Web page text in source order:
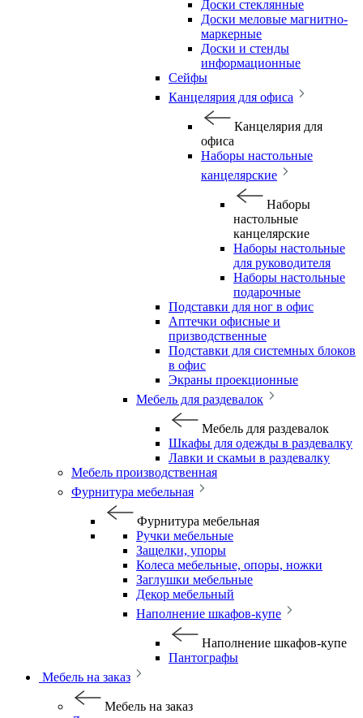
Доски стеклянные
Доски меловые магнитно-
маркерные
Доски и стенды
информационные
Сейфы
Канцелярия для офиса
Канцелярия для
офиса
Наборы настольные
канцелярские
Наборы
настольные
канцелярские
Наборы настольные
для руководителя
Наборы настольные
подарочные
Подставки для ног в офис
Аптечки офисные и
призводственные
Подставки для системных блоков
в офис
Экраны проекционные
Мебель для раздевалок
Мебель для раздевалок
Шкафы для одежды в раздевалку
Лавки и скамьи в раздевалку
Мебель производственная
Фурнитура мебельная
Фурнитура мебельная
Ручки мебельные
Защелки, упоры
Колеса мебельные, опоры, ножки
Заглушки мебельные
Декор мебельный
Наполнение шкафов-купе
Наполнение шкафов-купе
Пантографы
Мебель на заказ
Мебель на заказ